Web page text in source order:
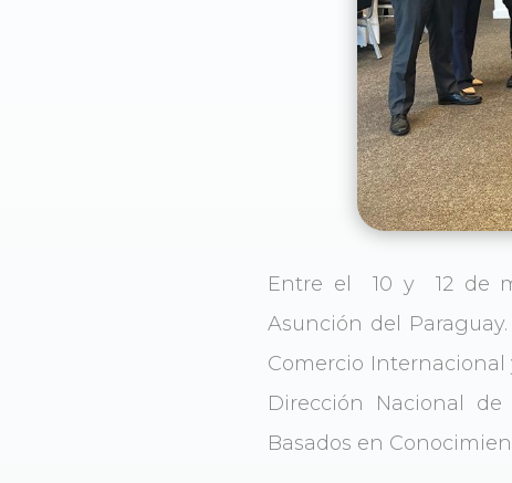
Entre el 10 y 12 de
Asunción del
Comercio Internacional
Dirección Nacional
Basados en